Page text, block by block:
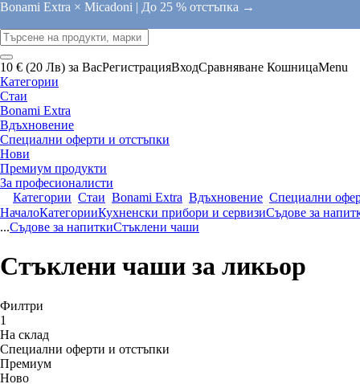
Bonami Extra × Micadoni | До 25 % отстъпка →
10 € (20 Лв) за ВасРегистрацияВходСравняване КошницаMenu
Категории
Стаи
Bonami Extra
Вдъхновение
Специални оферти и отстъпки
Нови
Премиум продукти
За професионалисти
Категории Стаи Bonami Extra Вдъхновение Специални
НачалоКатегорииКухненски прибори и сервизиСъдове за
...Съдове за напиткиСтъклени чаши
Стъклени чаши за ликьор
Филтри
1
На склад
Специални оферти и отстъпки
Премиум
Новo